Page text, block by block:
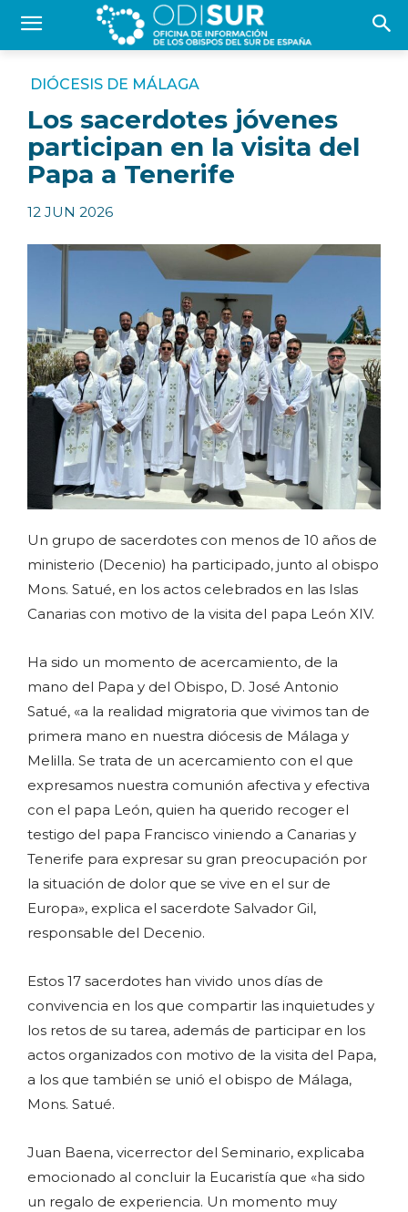
DIÓCESIS DE MÁLAGA
Los sacerdotes jóvenes
participan en la visita del
Papa a Tenerife
12 JUN 2026
Un grupo de sacerdotes con menos de 10 años de
ministerio (Decenio) ha participado, junto al obispo
Mons. Satué, en los actos celebrados en las Islas
Canarias con motivo de la visita del papa León XIV.
Ha sido un momento de acercamiento, de la
mano del Papa y del Obispo, D. José Antonio
Satué, «a la realidad migratoria que vivimos tan de
primera mano en nuestra diócesis de Málaga y
Melilla. Se trata de un acercamiento con el que
expresamos nuestra comunión afectiva y efectiva
con el papa León, quien ha querido recoger el
testigo del papa Francisco viniendo a Canarias y
Tenerife para expresar su gran preocupación por
la situación de dolor que se vive en el sur de
Europa», explica el sacerdote Salvador Gil,
responsable del Decenio.
Estos 17 sacerdotes han vivido unos días de
convivencia en los que compartir las inquietudes y
los retos de su tarea, además de participar en los
actos organizados con motivo de la visita del Papa,
a los que también se unió el obispo de Málaga,
Mons. Satué.
Juan Baena, vicerrector del Seminario, explicaba
emocionado al concluir la Eucaristía que «ha sido
un regalo de experiencia. Un momento muy